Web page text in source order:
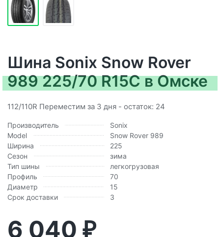
Шина Sonix Snow Rover
989 225/70 R15C в Омске
112/110R Переместим за 3 дня - остаток: 24
Производитель
Sonix
Model
Snow Rover 989
Ширина
225
Сезон
зима
Тип шины
легкогрузовая
Профиль
70
Диаметр
15
Срок доставки
3
6 040 ₽